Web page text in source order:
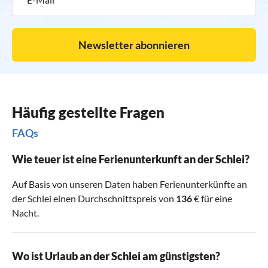
Newsletter abonnieren
Häufig gestellte Fragen
FAQs
Wie teuer ist eine Ferienunterkunft an der Schlei?
Auf Basis von unseren Daten haben Ferienunterkünfte an
der Schlei einen Durchschnittspreis von 136€ für eine
Nacht.
Wo ist Urlaub an der Schlei am günstigsten?